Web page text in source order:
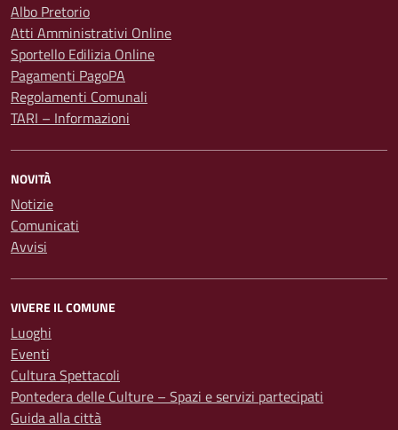
Albo Pretorio
Atti Amministrativi Online
Sportello Edilizia Online
Pagamenti PagoPA
Regolamenti Comunali
TARI – Informazioni
NOVITÀ
Notizie
Comunicati
Avvisi
VIVERE IL COMUNE
Luoghi
Eventi
Cultura Spettacoli
Pontedera delle Culture – Spazi e servizi partecipati
Guida alla città